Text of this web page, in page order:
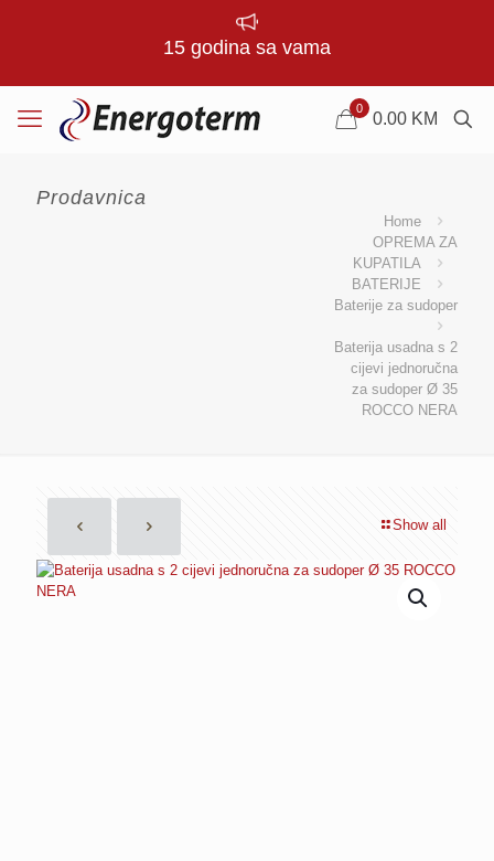
15 godina sa vama
0
0.00 KM
Prodavnica
Home
OPREMA ZA
KUPATILA
BATERIJE
Baterije za sudoper
Baterija usadna s 2
cijevi jednoručna
za sudoper Ø 35
ROCCO NERA
Show all